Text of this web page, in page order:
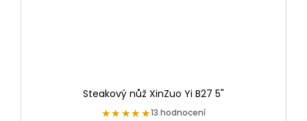
Steakový nůž XinZuo Yi B27 5"
★★★★★
★★★★★13 hodnocení